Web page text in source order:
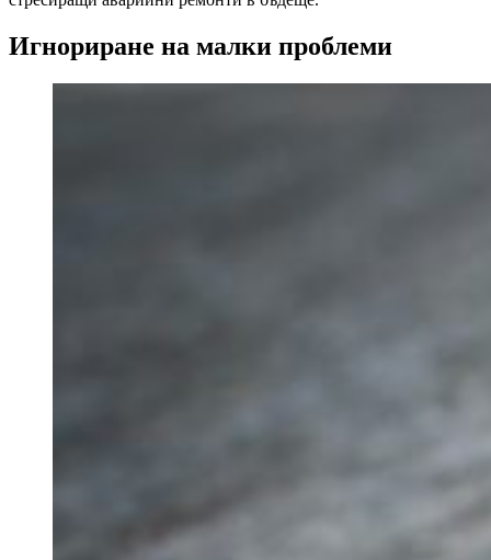
Игнориране на малки проблеми